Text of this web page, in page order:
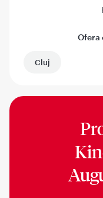
Ofera
Cluj